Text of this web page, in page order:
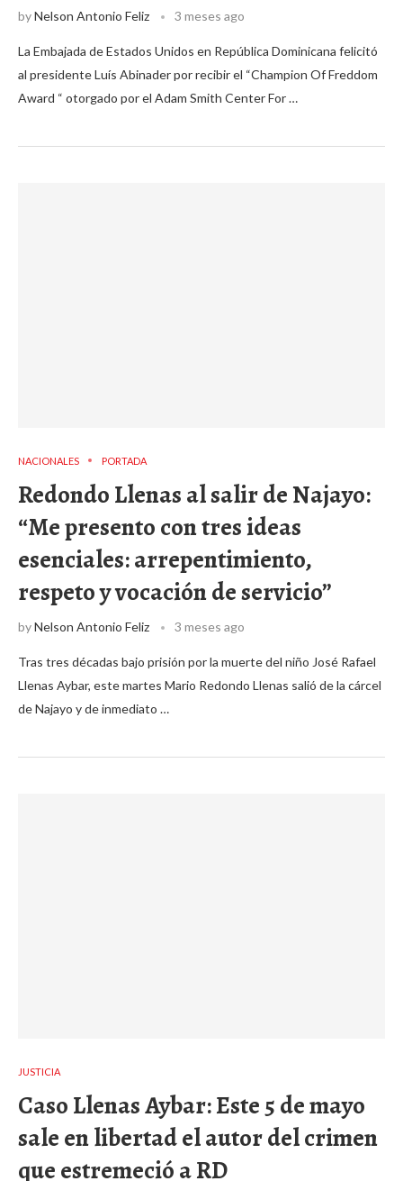
byNelson Antonio Feliz 3 meses ago
La Embajada de Estados Unidos en República Dominicana felicitó
al presidente Luís Abinader por recibir el “Champion Of Freddom
Award “ otorgado por el Adam Smith Center For …
NACIONALES PORTADA
Redondo Llenas al salir de Najayo:
“Me presento con tres ideas
esenciales: arrepentimiento,
respeto y vocación de servicio”
byNelson Antonio Feliz 3 meses ago
Tras tres décadas bajo prisión por la muerte del niño José Rafael
Llenas Aybar, este martes Mario Redondo Llenas salió de la cárcel
de Najayo y de inmediato …
JUSTICIA
Caso Llenas Aybar: Este 5 de mayo
sale en libertad el autor del crimen
que estremeció a RD